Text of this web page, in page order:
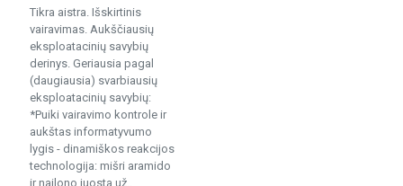
Tikra aistra. Išskirtinis
vairavimas. Aukščiausių
eksploatacinių savybių
derinys. Geriausia pagal
(daugiausia) svarbiausių
eksploatacinių savybių:
*Puiki vairavimo kontrole ir
aukštas informatyvumo
lygis - dinamiškos reakcijos
technologija: mišri aramido
ir nailono juosta už..